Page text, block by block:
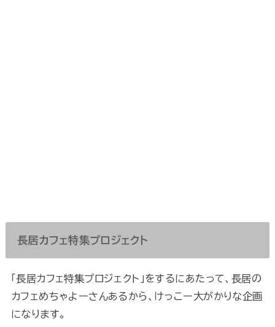
長居カフェ特集プロジェクト
「長居カフェ特集プロジェクト」をするにあたって、長居の
カフェめちゃよーさんあるから、けっこー大がかりな企画
になります。